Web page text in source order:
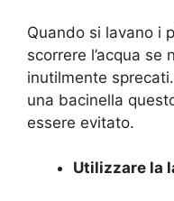
Quando si lavano i
scorrere l’acqua se
inutilmente
una bacinella
essere evitato.
Utilizzare la